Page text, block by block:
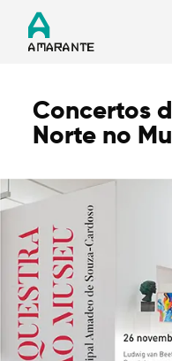
Termo de Pesquisa
Categorias gerais
Filtros
Concertos
Norte no